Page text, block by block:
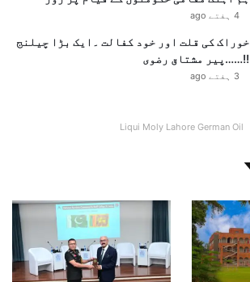
4 ہفتے ago
خوراک کی قلت اور خود کفالت ۔ایک بڑا چیلنج
!!……پیر مشتاق رضوی
3 ہفتے ago
Liqui Moly Lahore German Oil